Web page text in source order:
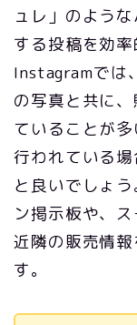
ュレ」のよう
する投稿を効率
Instagramでは
の写真と共に
ていることが
行われている
と良いでしょ
ン掲示板や、
近隣の販売情
す。